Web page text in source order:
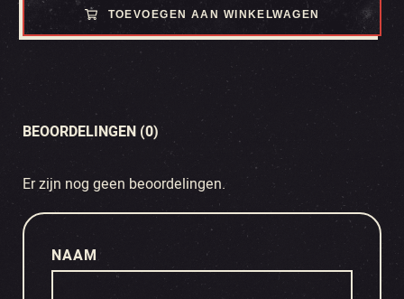
TOEVOEGEN AAN WINKELWAGEN
BEOORDELINGEN (0)
Er zijn nog geen beoordelingen.
NAAM